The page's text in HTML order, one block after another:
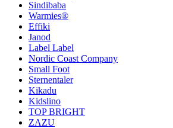
Sindibaba
Warmies®
Effiki
Janod
Label Label
Nordic Coast Company
Small Foot
Sternentaler
Kikadu
Kidslino
TOP BRIGHT
ZAZU